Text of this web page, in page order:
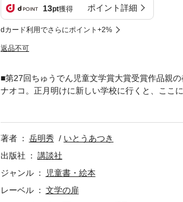
13pt獲得 ポイント詳細
dカード利用でさらにポイント+2%
返品不可
■第27回ちゅうでん児童文学賞大賞受賞作品親
ナオコ。正月明けに新しい学校に行くと、ここ
降りつづく深い雪に戸惑うなか、春祭りに向け
けいこをするのだが……。不安や戸惑い、そし
楽しさに出会っていく。心の揺れをみずみずし
著者 岳明秀
いとうあつき
出版社
講談社
ジャンル
児童書・絵本
レーベル
文学の扉